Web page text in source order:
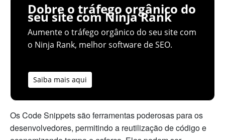
Dobre o tráfego orgânico do
seu site com Ninja Rank
Aumente o tráfego orgânico do seu site com
o Ninja Rank, melhor software de SEO.
Saiba mais aqui
Os Code Snippets são ferramentas poderosas para os
desenvolvedores, permitindo a reutilização de código e